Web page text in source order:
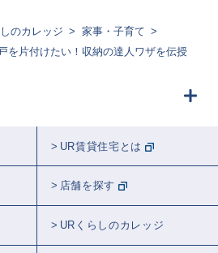
のカレッジ
家事・子育て
を片付けたい！収納の達人ワザを伝授
UR賃貸住宅とは
店舗を探す
URくらしのカレッジ